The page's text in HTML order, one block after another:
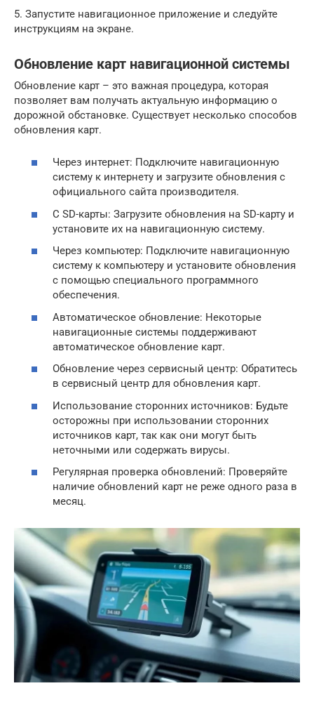
5. Запустите навигационное приложение и следуйте
инструкциям на экране.
Обновление карт навигационной системы
Обновление карт – это важная процедура, которая
позволяет вам получать актуальную информацию о
дорожной обстановке. Существует несколько способов
обновления карт.
Через интернет: Подключите навигационную
систему к интернету и загрузите обновления с
официального сайта производителя.
С SD-карты: Загрузите обновления на SD-карту и
установите их на навигационную систему.
Через компьютер: Подключите навигационную
систему к компьютеру и установите обновления
с помощью специального программного
обеспечения.
Автоматическое обновление: Некоторые
навигационные системы поддерживают
автоматическое обновление карт.
Обновление через сервисный центр: Обратитесь
в сервисный центр для обновления карт.
Использование сторонних источников: Будьте
осторожны при использовании сторонних
источников карт, так как они могут быть
неточными или содержать вирусы.
Регулярная проверка обновлений: Проверяйте
наличие обновлений карт не реже одного раза в
месяц.